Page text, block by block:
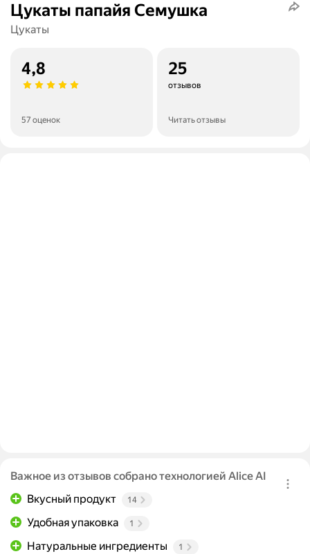
Цукаты папайя Семушка
Цукаты
4,8
57 оценок
25
отзывов
Читать отзывы
Важное из отзывов собрано технологией Alice AI
Вкусный продукт
14
Удобная упаковка 1
Натуральные ингредиенты 1